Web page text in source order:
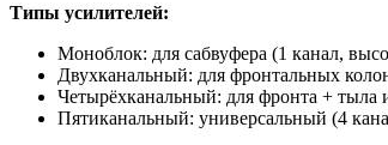
Типы усилителей:
Моноблок: для сабвуфера (1 канал,
Двухканальный: для фронтальных
Четырёхканальный: для фронта + тыла
Пятиканальный: универсальный (4